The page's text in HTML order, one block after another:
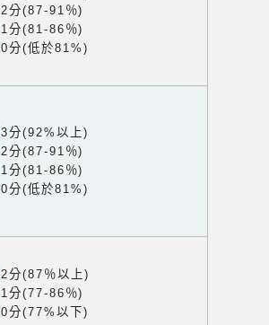
2分(87-91％)
1分(81-86％)
0分(低於81%)
3分(92%以上)
2分(87-91％)
1分(81-86％)
0分(低於81%)
2分(87％以上)
1分(77-86％)
0分(77%以下)